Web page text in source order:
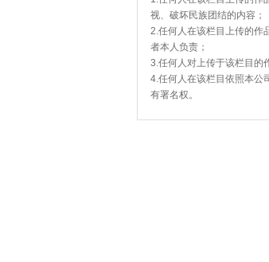
视、破坏民族团结的内容；
2.任何人在该栏目上传的作
者本人负责；
3.任何人对上传于该栏目的
4.任何人在该栏目依照本公
有署名权。